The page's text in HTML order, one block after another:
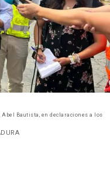
Bautista, en declaraciones a los